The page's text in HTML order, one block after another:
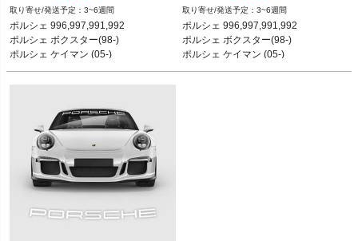
12ADS SKU: 無
3~6週間
ポルシェ 996,997,991,992
ポルシェ ボクスター(98-)
ポルシェ ケイマン (05-)
12ADS SKU: 無
3~6週間
ポルシェ 996,997,991,992
ポルシェ ボクスター(98-)
ポルシェ ケイマン (05-)